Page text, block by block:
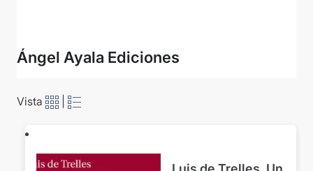
Ángel Ayala Ediciones
Vista